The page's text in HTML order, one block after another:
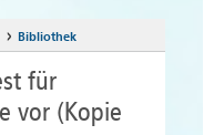
Bibliothek
für
vor (Kopie